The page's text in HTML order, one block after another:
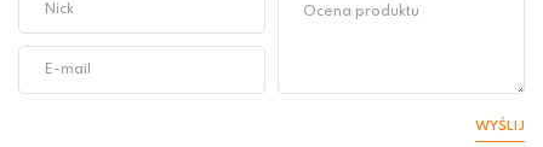
WYŚLIJ